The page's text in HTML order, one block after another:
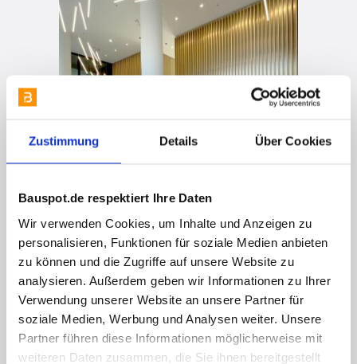
Zustimmung Details Über Cookies
Bauspot.de respektiert Ihre Daten
Wir verwenden Cookies, um Inhalte und Anzeigen zu
personalisieren, Funktionen für soziale Medien anbieten
zu können und die Zugriffe auf unsere Website zu
analysieren. Außerdem geben wir Informationen zu Ihrer
Verwendung unserer Website an unsere Partner für
soziale Medien, Werbung und Analysen weiter. Unsere
Partner führen diese Informationen möglicherweise mit
weiteren Daten zusammen, die Sie ihnen bereitgestellt
vor 1 Jahr
Umsetzung neuer und attraktiver Arbeitswelten